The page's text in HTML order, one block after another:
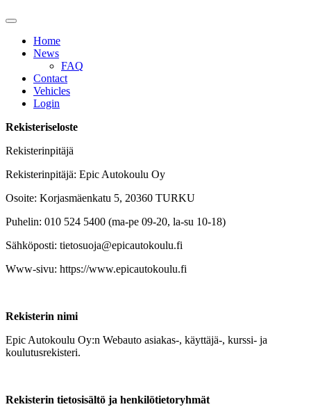
Home
News
FAQ
Contact
Vehicles
Login
Rekisteriseloste
Rekisterinpitäjä
Rekisterinpitäjä: Epic Autokoulu Oy
Osoite: Korjasmäenkatu 5, 20360 TURKU
Puhelin: 010 524 5400 (ma-pe 09-20, la-su 10-18)
Sähköposti: tietosuoja@epicautokoulu.fi
Www-sivu: https://www.epicautokoulu.fi
Rekisterin nimi
Epic Autokoulu Oy:n Webauto asiakas-, käyttäjä-, kurssi- ja
koulutusrekisteri.
Rekisterin tietosisältö ja henkilötietoryhmät